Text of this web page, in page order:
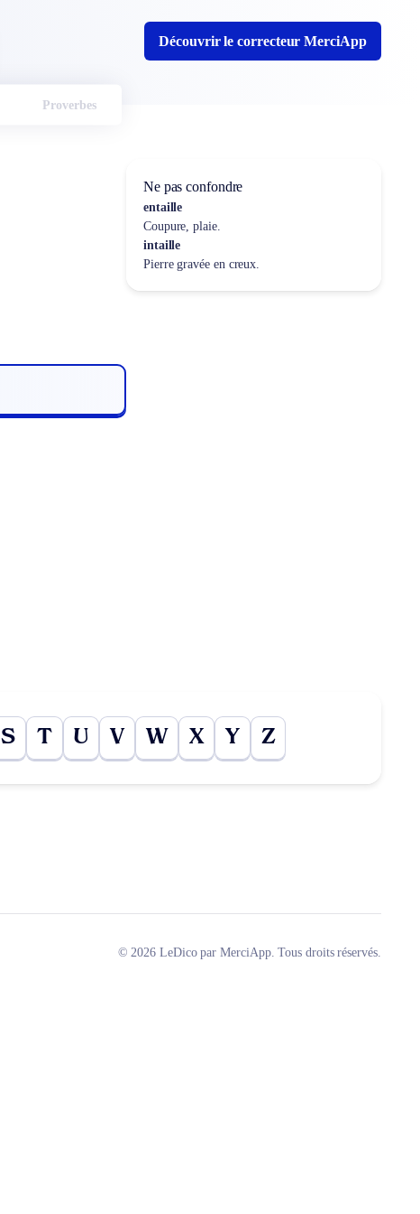
Découvrir le correcteur MerciApp
Proverbes
Ne pas confondre
entaille
Coupure, plaie.
intaille
Pierre gravée en creux.
S T U V W X Y Z
© 2026 LeDico par MerciApp. Tous droits réservés.